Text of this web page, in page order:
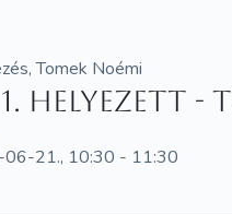
Tomek Noémi
helyezett -
21., 10:30 - 11:30